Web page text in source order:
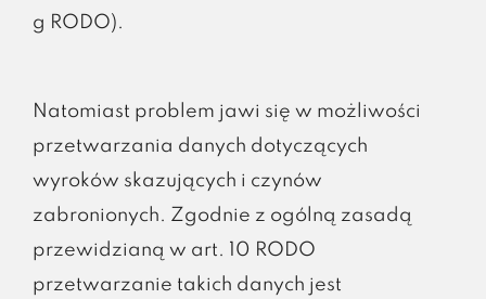
g RODO).
Natomiast problem jawi się w możliwości
przetwarzania danych dotyczących
wyroków skazujących i czynów
zabronionych. Zgodnie z ogólną zasadą
przewidzianą w art. 10 RODO
przetwarzanie takich danych jest